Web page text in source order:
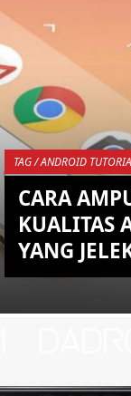
TAG / ANDROID
CARA
KUALITAS
YANG